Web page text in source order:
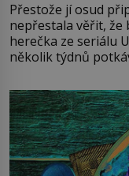
Přestože jí osud
nepřestala věřit, že bude
herečka ze seriálu
několik týdnů